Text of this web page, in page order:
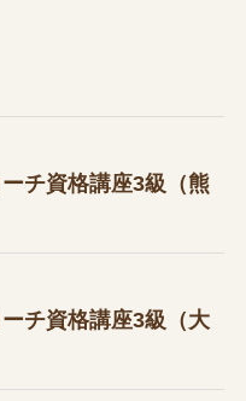
チ資格講座3級（熊
チ資格講座3級（大